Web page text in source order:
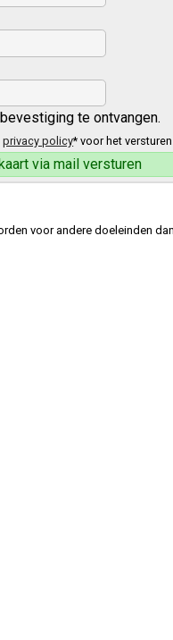
te ontvangen.
privacy policy* voor het
voor andere doeleinden